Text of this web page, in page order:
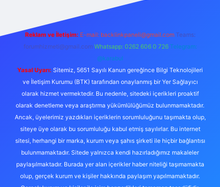
Reklam ve İletişim: E-mail: backlinkpaneli@gmail.com Teams:
forumhizmeti@gmail.com Whatsapp: 0262 606 0 726 Telegram:
@karabul
Yasal Uyarı: Sitemiz, 5651 Sayılı Kanun gereğince Bilgi Teknolojileri
ve İletişim Kurumu (BTK) tarafından onaylanmış bir Yer Sağlayıcı
olarak hizmet vermektedir. Bu nedenle, sitedeki içerikleri proaktif
olarak denetleme veya araştırma yükümlülüğümüz bulunmamaktadır.
Ancak, üyelerimiz yazdıkları içeriklerin sorumluluğunu taşımakta olup,
siteye üye olarak bu sorumluluğu kabul etmiş sayılırlar. Bu internet
sitesi, herhangi bir marka, kurum veya şahıs şirketi ile hiçbir bağlantısı
bulunmamaktadır. Sitede yalnızca kendi hazırladığımız makaleler
paylaşılmaktadır. Burada yer alan içerikler haber niteliği taşımamakta
olup, gerçek kurum ve kişiler hakkında paylaşım yapılmamaktadır.